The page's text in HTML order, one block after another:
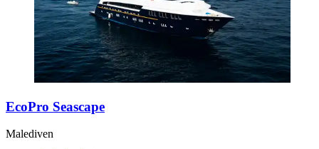
EcoPro Seascape
Malediven